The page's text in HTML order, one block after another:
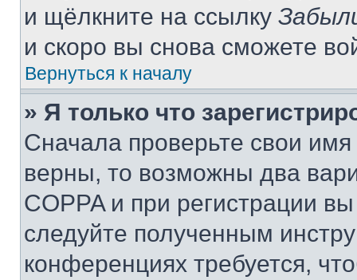
и щёлкните на ссылку
и скоро вы снова сможете
Вернуться к началу
» Я только что
Сначала проверьте свои
верны, то возможны два
COPPA и при регистрации
следуйте полученным
конференциях требуется,